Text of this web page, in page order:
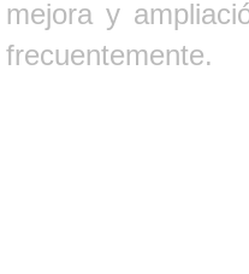
mejora y
frecuentemente.